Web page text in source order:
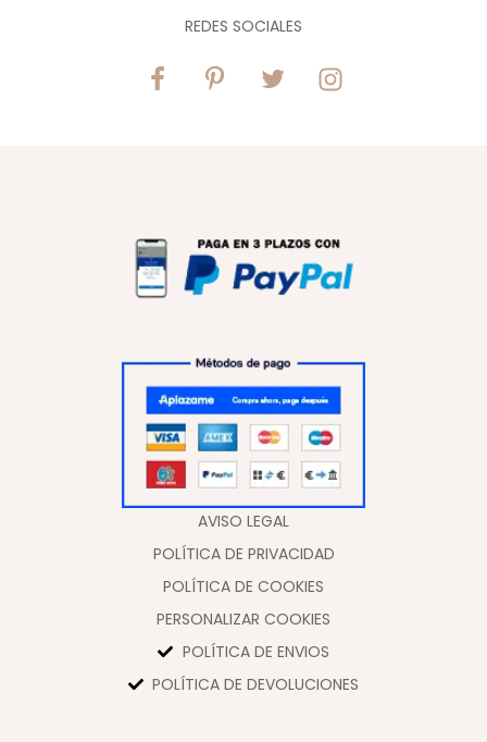
REDES SOCIALES
AVISO LEGAL
POLÍTICA DE PRIVACIDAD
POLÍTICA DE COOKIES
PERSONALIZAR COOKIES
POLÍTICA DE ENVIOS
POLÍTICA DE DEVOLUCIONES